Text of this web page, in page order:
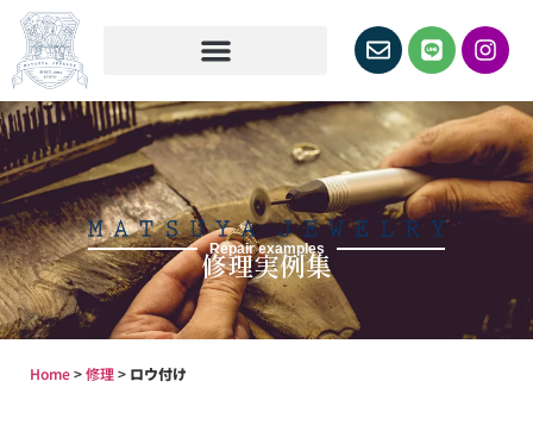
Repair examples
修理実例集
Home>修理> ロウ付け